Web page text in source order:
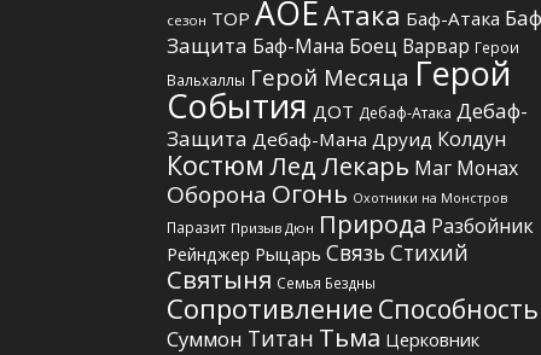
сезон TOP АОЕАтака Баф-Атака
Защита Баф-Мана Боец Варвар Герои
Вальхаллы Герой Месяца Герой
События ДОТ Дебаф-Атака Дебаф-
Защита Дебаф-Мана Друид Колдун
Костюм ЛедЛекарь Маг Монах
Оборона Огонь Охотники на Монстров
Паразит Призыв Дюн Природа Разбойник
Рейнджер Рыцарь Связь Стихий
Святыня Семья Бездны
Сопротивление Способность
Суммон Титан Тьма Церковник